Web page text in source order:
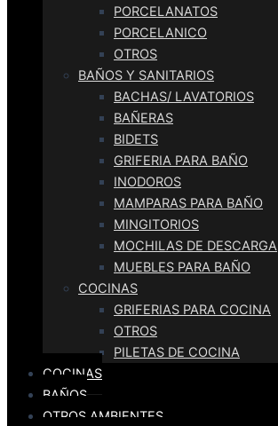
PORCELANATOS
PORCELANICO
OTROS
BAÑOS Y SANITARIOS
BACHAS/ LAVATORIOS
BAÑERAS
BIDETS
GRIFERIA PARA BAÑO
INODOROS
MAMPARAS PARA BAÑO
MINGITORIOS
MOCHILAS DE DESCARGA
MUEBLES PARA BAÑO
COCINAS
GRIFERIAS PARA COCINA
OTROS
PILETAS DE COCINA
COCINAS
BAÑOS
OTROS AMBIENTES